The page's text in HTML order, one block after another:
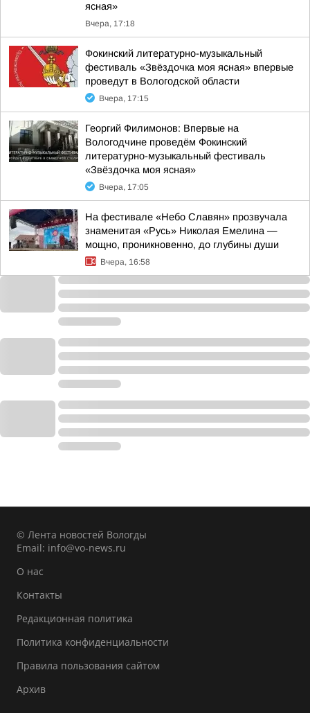
ясная»
Вчера, 17:18
Фокинский литературно-музыкальный
фестиваль «Звёздочка моя ясная» впервые
проведут в Вологодской области
Вчера, 17:15
Георгий Филимонов: Впервые на
Вологодчине проведём Фокинский
литературно-музыкальный фестиваль
«Звёздочка моя ясная»
Вчера, 17:05
На фестивале «Небо Славян» прозвучала
знаменитая «Русь» Николая Емелина —
мощно, проникновенно, до глубины души
Вчера, 16:58
© Лента новостей Вологды
Email: info@vo-news.ru
О нас
Контакты
Редакционная политика
Политика конфиденциальности
Правила пользования сайтом
Архив